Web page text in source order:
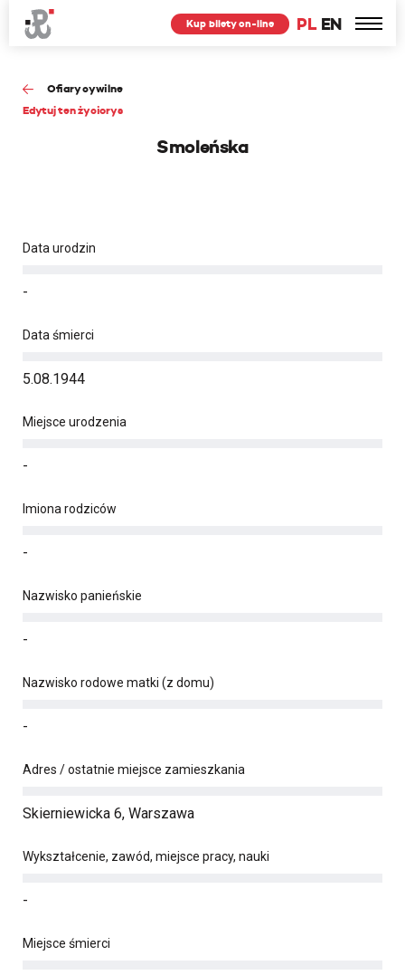
PL EN
Kup bilety on-line
Ofiary cywilne
Edytuj ten życiorys
Smoleńska
Data urodzin
-
Data śmierci
5.08.1944
Miejsce urodzenia
-
Imiona rodziców
-
Nazwisko panieńskie
-
Nazwisko rodowe matki (z domu)
-
Adres / ostatnie miejsce zamieszkania
Skierniewicka 6, Warszawa
Wykształcenie, zawód, miejsce pracy, nauki
-
Miejsce śmierci